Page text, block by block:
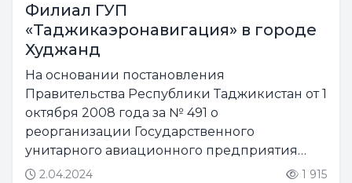
Филиал ГУП
«Таджикаэронавигация» в городе
Худжанд
На основании постановления
Правительства Республики Таджикистан от 1
октября 2008 года за № 491 о
реорганизации Государственного
унитарного авиационного предприятия
«Таджик Эйр» было создано ГУП
2.04.2024 1 915